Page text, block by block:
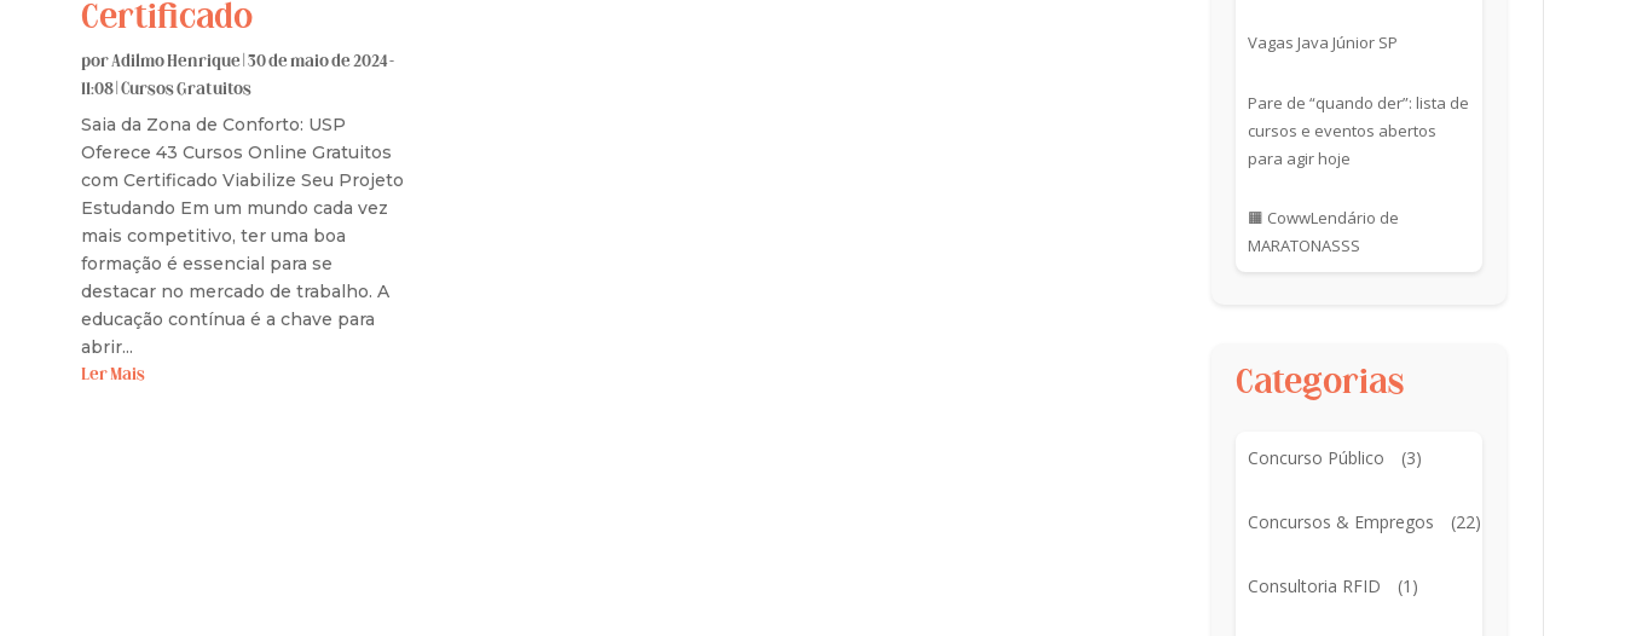
Certificado
porAdilmo Henrique|30 de maio de 2024 -
11:08|Cursos Gratuitos
Saia da Zona de Conforto: USP
Oferece 43 Cursos Online Gratuitos
com Certificado Viabilize Seu Projeto
Estudando Em um mundo cada vez
mais competitivo, ter uma boa
formação é essencial para se
destacar no mercado de trabalho. A
educação contínua é a chave para
abrir...
Ler Mais
Vagas Java Júnior SP
Pare de “quando der”: lista de
cursos e eventos abertos
para agir hoje
🟧 CowwLendário de
MARATONASSS
Categorias
Concurso Público (3)
Concursos & Empregos (22)
Consultoria RFID (1)